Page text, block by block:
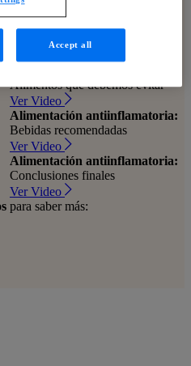
antiinflamatorio
Alimentos que debemos evitar
Ver Video
Alimentación antiinflamatoria:
Bebidas recomendadas
Ver Video
Alimentación antiinflamatoria:
Conclusiones finales
Ver Video
para saber más:
Accept all